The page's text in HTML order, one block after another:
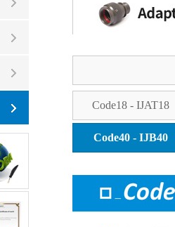
Code18 - IJAT18
Code40 - IJB40